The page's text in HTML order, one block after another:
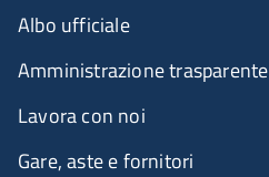
Albo ufficiale
Amministrazione trasparente
Lavora con noi
Gare, aste e fornitori